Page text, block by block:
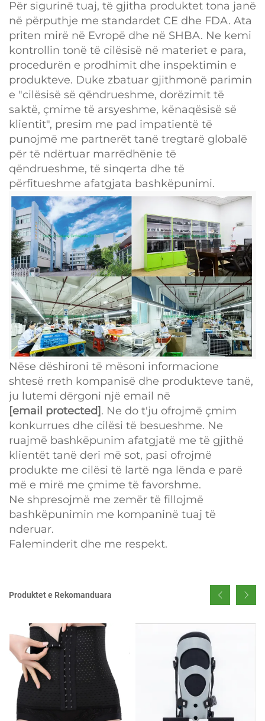
Për sigurinë tuaj, të gjitha produktet tona janë
në përputhje me standardet CE dhe FDA. Ata
priten mirë në Evropë dhe në SHBA. Ne kemi
kontrollin tonë të cilësisë në materiet e para,
procedurën e prodhimit dhe inspektimin e
produkteve. Duke zbatuar gjithmonë parimin
e "cilësisë së qëndrueshme, dorëzimit të
saktë, çmime të arsyeshme, kënaqësisë së
klientit", presim me pad impatientë të
punojmë me partnerët tanë tregtarë globalë
për të ndërtuar marrëdhënie të
qëndrueshme, të sinqerta dhe të
përfitueshme afatgjata bashkëpunimi.
Nëse dëshironi të mësoni informacione
shtesë rreth kompanisë dhe produkteve tanë,
ju lutemi dërgoni një email në
[email protected]. Ne do t'ju ofrojmë çmim
konkurrues dhe cilësi të besueshme. Ne
ruajmë bashkëpunim afatgjatë me të gjithë
klientët tanë deri më sot, pasi ofrojmë
produkte me cilësi të lartë nga lënda e parë
më e mirë me çmime të favorshme.
Ne shpresojmë me zemër të fillojmë
bashkëpunimin me kompaninë tuaj të
nderuar.
Faleminderit dhe me respekt.
Produktet e Rekomanduara